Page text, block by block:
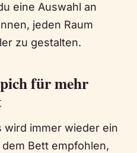
eine Auswahl an
jeden Raum
zu gestalten.
für mehr
wird immer wieder ein
Bett empfohlen,